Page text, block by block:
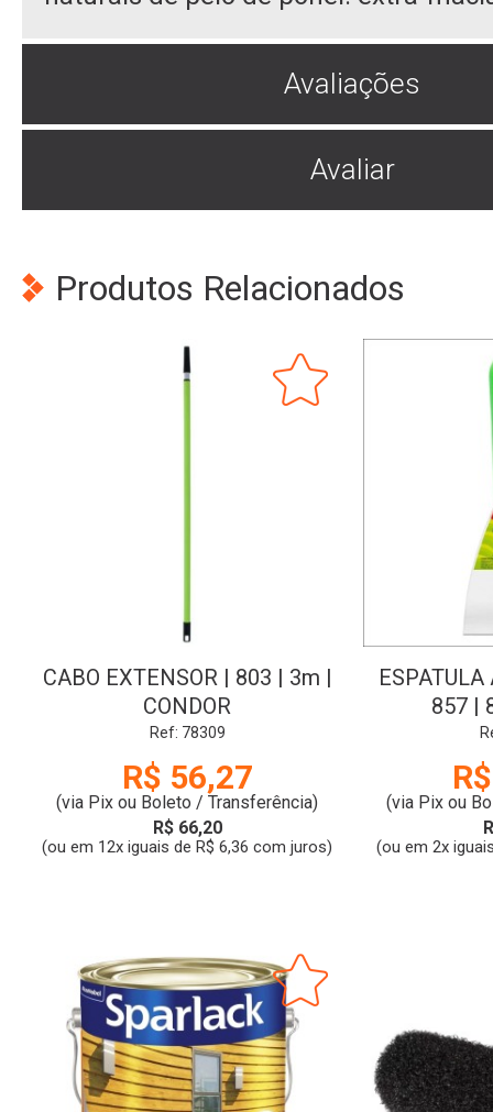
Avaliações
Avaliar
Produtos Relacionados
CABO EXTENSOR | 803 | 3m |
CONDOR
Ref: 78309
R$ 56,27
(via Pix ou Boleto / Transferência)
R$ 66,20
(ou em 12x iguais de R$ 6,36 com juros)
ESPATULA
857 |
(via Pix ou
(ou em 2x